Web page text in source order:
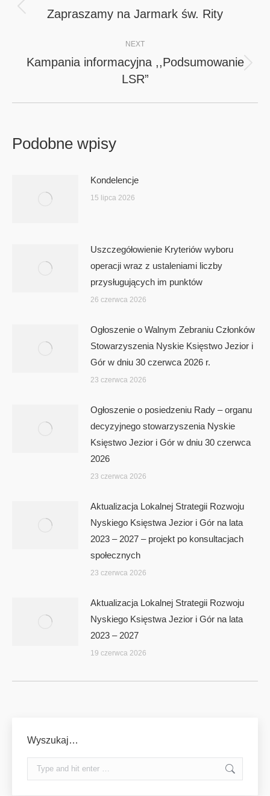
navigation
Previous
Zapraszamy na Jarmark św. Rity
NEXT
Next
post:
Kampania informacyjna ,,Podsumowanie
LSR”
Podobne wpisy
Kondelencje
15 lipca 2026
Uszczegółowienie Kryteriów wyboru
operacji wraz z ustaleniami liczby
przysługujących im punktów
26 czerwca 2026
Ogłoszenie o Walnym Zebraniu Członków
Stowarzyszenia Nyskie Księstwo Jezior i
Gór w dniu 30 czerwca 2026 r.
23 czerwca 2026
Ogłoszenie o posiedzeniu Rady – organu
decyzyjnego stowarzyszenia Nyskie
Księstwo Jezior i Gór w dniu 30 czerwca
2026
23 czerwca 2026
Aktualizacja Lokalnej Strategii Rozwoju
Nyskiego Księstwa Jezior i Gór na lata
2023 – 2027 – projekt po konsultacjach
społecznych
23 czerwca 2026
Aktualizacja Lokalnej Strategii Rozwoju
Nyskiego Księstwa Jezior i Gór na lata
2023 – 2027
19 czerwca 2026
Wyszukaj…
Search: